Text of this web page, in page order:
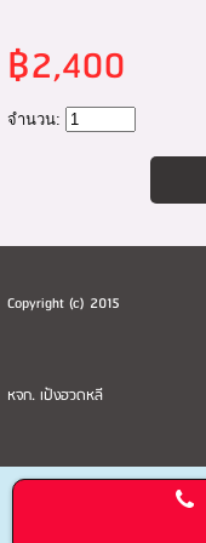
฿2,400
จำนวน:
Copyright (c) 2015
หจก. เป้งฮวดหลี